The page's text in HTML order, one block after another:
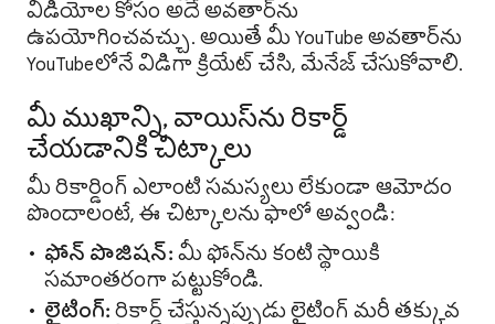
వీడియోల కోసం అదే అవతార్‌ను
ఉపయోగించవచ్చు. అయితే మీ YouTube అవతార్‌ను
YouTubeలోనే విడిగా క్రియేట్ చేసి, మేనేజ్ చేసుకోవాలి.
మీ ముఖాన్ని, వాయిస్‌ను రికార్డ్
చేయడానికి చిట్కాలు
మీ రికార్డింగ్ ఎలాంటి సమస్యలు లేకుండా ఆమోదం
పొందాలంటే, ఈ చిట్కాలను ఫాలో అవ్వండి:
ఫోన్ పొజిషన్: మీ ఫోన్‌ను కంటి స్థాయికి
సమాంతరంగా పట్టుకోండి.
లైటింగ్: రికార్డ్ చేస్తున్నప్పుడు లైటింగ్ మరీ తక్కువ